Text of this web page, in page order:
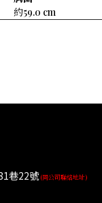
約59.0 cm
巷22號(同公司聯絡地址)